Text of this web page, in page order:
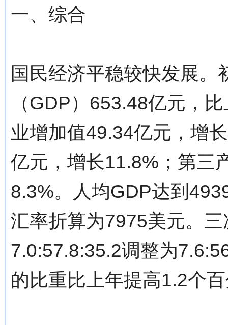
一、综合
国民经济平稳较快发展
（GDP）653.48亿元，
业增加值49.34亿元，增
亿元，增长11.8%；第三
8.3%。人均GDP达到
汇率折算为7975美元。
7.0:57.8:35.2调整为
的比重比上年提高1.2个